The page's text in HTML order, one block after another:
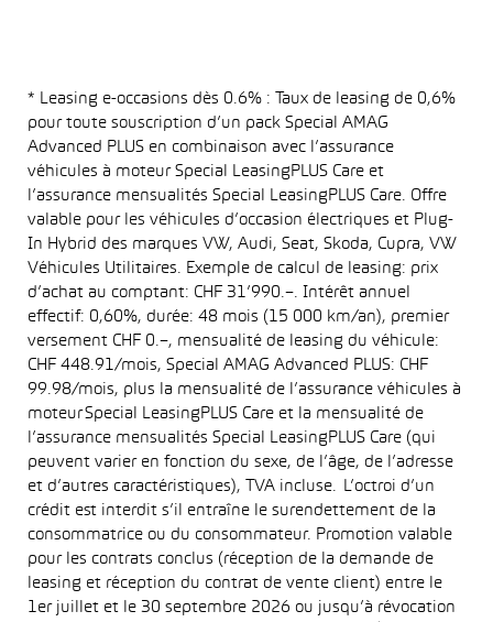
* Leasing e-occasions dès 0.6% : Taux de leasing de 0,6%
pour toute souscription d’un pack Special AMAG
Advanced PLUS en combinaison avec l’assurance
véhicules à moteur Special LeasingPLUS Care et
l’assurance mensualités Special LeasingPLUS Care. Offre
valable pour les véhicules d’occasion électriques et Plug-
In Hybrid des marques VW, Audi, Seat, Skoda, Cupra, VW
Véhicules Utilitaires. Exemple de calcul de leasing: prix
d’achat au comptant: CHF 31’990.–. Intérêt annuel
effectif: 0,60%, durée: 48 mois (15 000 km/an), premier
versement CHF 0.–, mensualité de leasing du véhicule:
CHF 448.91/mois, Special AMAG Advanced PLUS: CHF
99.98/mois, plus la mensualité de l’assurance véhicules à
moteur Special LeasingPLUS Care et la mensualité de
l’assurance mensualités Special LeasingPLUS Care (qui
peuvent varier en fonction du sexe, de l’âge, de l’adresse
et d’autres caractéristiques), TVA incluse. L’octroi d’un
crédit est interdit s’il entraîne le surendettement de la
consommatrice ou du consommateur. Promotion valable
pour les contrats conclus (réception de la demande de
leasing et réception du contrat de vente client) entre le
1er juillet et le 30 septembre 2026 ou jusqu’à révocation